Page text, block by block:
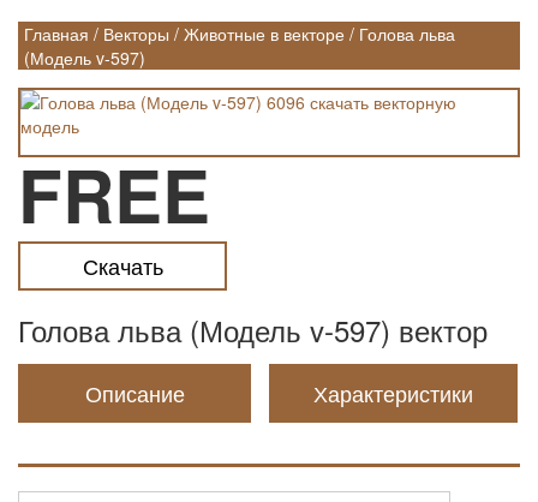
Главная / Векторы / Животные в векторе / Голова льва
(Модель v-597)
FREE
Скачать
Голова льва (Модель v-597) вектор
Описание Характеристики